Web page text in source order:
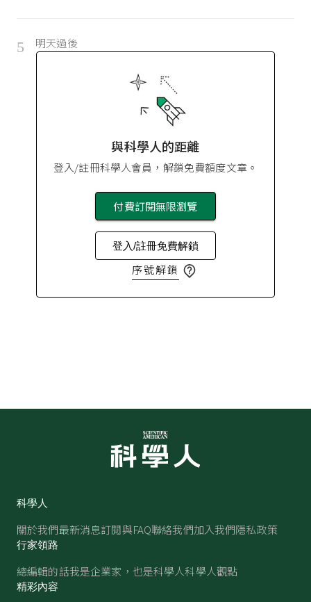
5 明天過後
與科學人的距離
登入/註冊科學人會員，解鎖免費額度文章。
付費訂閱無限瀏覽
登入/註冊免費解鎖
序號解鎖
科學人
關於我們最新消息訂閱與FAQ聯絡我們加入我們隱私政策
行家領路
總編輯的話我是企業家，也是科學人科學人觀點
精彩內容